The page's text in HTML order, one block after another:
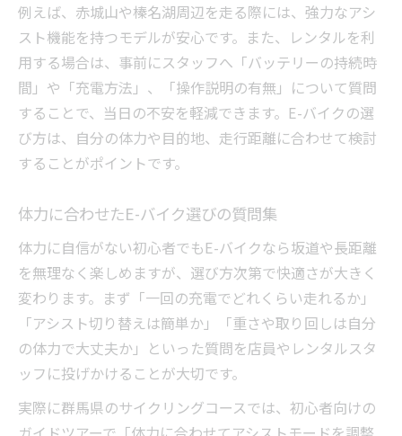
例えば、赤城山や榛名湖周辺を走る際には、強力なアシ
スト機能を持つモデルが安心です。また、レンタルを利
用する場合は、事前にスタッフへ「バッテリーの持続時
間」や「充電方法」、「操作説明の有無」について質問
することで、当日の不安を軽減できます。E-バイクの選
び方は、自分の体力や目的地、走行距離に合わせて検討
することがポイントです。
体力に合わせたE-バイク選びの質問集
体力に自信がない初心者でもE-バイクなら坂道や長距離
を無理なく楽しめますが、選び方次第で快適さが大きく
変わります。まず「一回の充電でどれくらい走れるか」
「アシスト切り替えは簡単か」「重さや取り回しは自分
の体力で大丈夫か」といった質問を店員やレンタルスタ
ッフに投げかけることが大切です。
実際に群馬県のサイクリングコースでは、初心者向けの